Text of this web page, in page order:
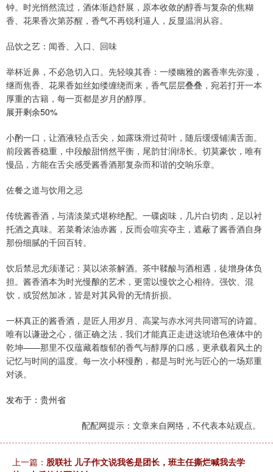
钟。时光悄然流过，酒体渐趋舒展，原本收敛的醇香与复杂的焦糊
香、花果香次第苏醒，香气不再锐利逼人，反显温润从容。
品饮之艺：闻香、入口、回味
举杯近鼻，不必急切入口。先轻嗅其香：一缕幽雅的酱香率先弥漫，
继而焦香、花果香如丝如缕缠绕而来，香气层层叠叠，宛若打开一本
厚重的古籍，每一页都是岁月的醇厚。
展开剩余50%
小酌一口，让酒液轻点舌尖，如露珠滑过荷叶，随后缓缓铺满舌面。
前段酱香稳重，中段酸甜悄然平衡，尾韵甘润绵长。切莫豪饮，唯有
慢品，方能在舌尖感受酱香酒那复杂而和谐的交响乐章。
佐餐之道与饮用之忌
传统酱香酒，与清淡菜式堪称绝配。一碟卤味，几片白切肉，足以衬
托酒之真味。若菜肴浓油赤酱，反而会喧宾夺主，遮蔽了酱香酒自身
那份细腻的千回百转。
饮后禁忌尤须谨记：莫以浓茶解酒。茶中鞣酸与酒相遇，徒增身体负
担。酱香酒本为时光慢酿的艺术，更需以慢饮之心相待。强饮、混
饮，或贸然加冰，皆是对其风骨的无情折损。
一杯真正的酱香酒，是匠人用岁月、高粱与赤水河共同谱写的诗篇。
唯有以谦逊之心，循正确之法，我们才能真正走进这琥珀色液体中的
乾坤——那里不仅蕴藏着馥郁的香气与醇厚的口感，更承载着风土的
记忆与时间的温度。每一次小杯慢酌，都是与时光与匠心的一场郑重
对谈。
发布于：贵州省
配配网提示：文章来自网络，不代表本站观点。
上一篇： 股联社 儿子作文说我爸是团长，班主任撕烂喊我去学